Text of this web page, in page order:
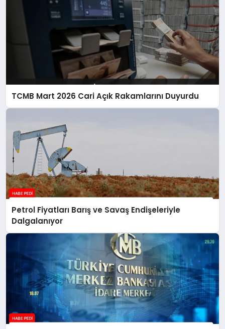
TCMB Mart 2026 Cari Açık Rakamlarını Duyurdu
Petrol Fiyatları Barış ve Savaş Endişeleriyle
Dalgalanıyor